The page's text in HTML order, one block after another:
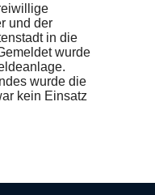
und der
in die
wurde
wurde die
kein Einsatz